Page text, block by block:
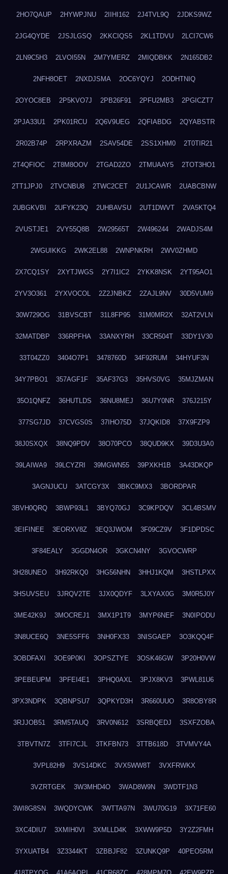
2HO7QAUP 2HYWPJNU 2IIHI162 2J4TVL9Q 2JDKS9WZ
2JG4QYDE 2JSJLGSQ 2KKCIQS5 2KL1TDVU 2LCI7CW6
2LN9C5H3 2LVOI55N 2M7YMERZ 2MIQDBKK 2N165DB2
2NFH8OET 2NXDJSMA 2OC6YQYJ 2ODHTNIQ
2OYOC8EB 2P5KVO7J 2PB26F91 2PFU2MB3 2PGICZT7
2PJA33U1 2PK01RCU 2Q6V9UEG 2QFIABDG 2QYABSTR
2R02B74P 2RPXRAZM 2SAV54DE 2SS1XHM0 2T0TIR21
2T4QFIOC 2T8M8OOV 2TGAD2ZO 2TMUAAY5 2TOT3HO1
2TT1JPJ0 2TVCNBU8 2TWC2CET 2U1JCAWR 2UABCBNW
2UBGKVBI 2UFYK23Q 2UHBAVSU 2UT1DWVT 2VA5KTQ4
2VUSTJE1 2VY55Q8B 2W29565T 2W496244 2WADJS4M
2WGUIKKG 2WK2EL88 2WNPNKRH 2WV0ZHMD
2X7CQ1SY 2XYTJWGS 2Y7I1IC2 2YKK8NSK 2YT95AO1
2YV3O361 2YXVOCOL 2Z2JNBKZ 2ZAJL9NV 30D5VUM9
30W729OG 31BVSCBT 31L8FP95 31M0MR2X 32AT2VLN
32MATDBP 336RPFHA 33ANXYRH 33CR504T 33DY1V30
33T04ZZ0 3404O7P1 3478760D 34F92RUM 34HYUF3N
34Y7PBO1 357AGF1F 35AF37G3 35HVS0VG 35MJZMAN
35O1QNFZ 36HUTLDS 36NU8MEJ 36U7Y0NR 376J215Y
377SG7JD 37CVGS0S 37IHO75D 37JQKID8 37X9FZP9
38J0SXQX 38NQ9PDV 38O70PCO 38QUD9KX 39D3U3A0
39LAIWA9 39LCYZRI 39MGWN55 39PXKH1B 3A43DKQP
3AGNJUCU 3ATCGY3X 3BKC9MX3 3BORDPAR
3BVH0QRQ 3BWP93L1 3BYQ70GJ 3C9KPDQV 3CL4BSMV
3EIFINEE 3EORXV8Z 3EQ3JWOM 3F09CZ9V 3F1DPDSC
3F84EALY 3GGDN4OR 3GKCN4NY 3GVOCWRP
3H28UNEO 3H92RKQ0 3HG56NHN 3HHJ1KQM 3HSTLPXX
3HSUVSEU 3JRQV2TE 3JX0QDYF 3LXYAX0G 3M0R5J0Y
3ME42K9J 3MOCREJ1 3MX1P1T9 3MYP6NEF 3N0IPODU
3N8UCE6Q 3NE5SFF6 3NH0FX33 3NISGAEP 3O3KQQ4F
3OBDFAXI 3OE9P0KI 3OPSZTYE 3OSK46GW 3P20H0VW
3PEBEUPM 3PFEI4E1 3PHQ0AXL 3PJX8KV3 3PWL81U6
3PX3NDPK 3QBNPSU7 3QPKYD3H 3R660UUO 3R8OBY8R
3RJJOB51 3RM5TAUQ 3RV0N612 3SRBQEDJ 3SXFZOBA
3TBVTN7Z 3TFI7CJL 3TKFBN73 3TTB618D 3TVMVY4A
3VPL82H9 3VS14DKC 3VX5WW8T 3VXFRWKX
3VZRTGEK 3W3MHD4O 3WAD8W9N 3WDTF1N3
3WI8G8SN 3WQDYCWK 3WTTA97N 3WU70G19 3X71FE60
3XC4DIU7 3XMIH0VI 3XMLLD4K 3XWW9P5D 3Y2Z2FMH
3YXUATB4 3Z3344KT 3ZBBJF82 3ZUNKQ9P 40PEO5RM